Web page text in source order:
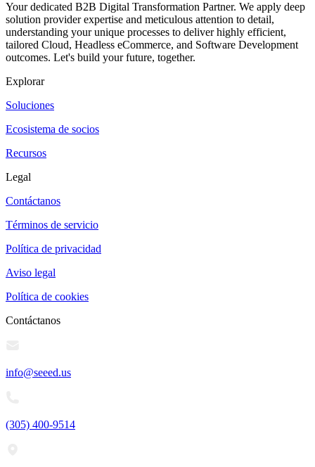
Your dedicated B2B Digital Transformation Partner. We apply deep
solution provider expertise and meticulous attention to detail,
understanding your unique processes to deliver highly efficient,
tailored Cloud, Headless eCommerce, and Software Development
outcomes. Let's build your future, together.
Explorar
Soluciones
Ecosistema de socios
Recursos
Legal
Contáctanos
Términos de servicio
Política de privacidad
Aviso legal
Política de cookies
Contáctanos
info@seeed.us
(305) 400-9514